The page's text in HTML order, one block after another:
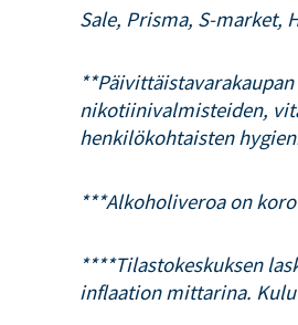
Sale, Prisma, S-market,
nikotiinivalmisteiden,
henkilökohtaisten
***Alkoholiveroa on
****Tilastokeskuksen
inflaation mittarina.